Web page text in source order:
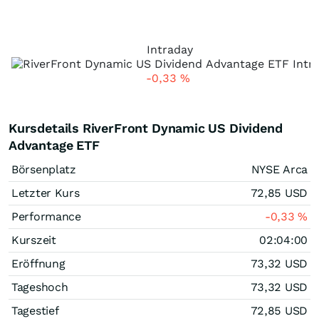
Intraday
-0,33 %
Kursdetails RiverFront Dynamic US Dividend
Advantage ETF
Börsenplatz
NYSE Arca
Letzter Kurs
72,85 USD
Performance
-0,33%
Kurszeit
02:04:00
Eröffnung
73,32 USD
Tageshoch
73,32 USD
Tagestief
72,85 USD